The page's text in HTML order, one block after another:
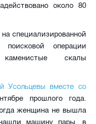
около 80
специализированной
операции
скалы
Усольцевы вместе со
прошлого года.
женщина не вышла
машину пары, в